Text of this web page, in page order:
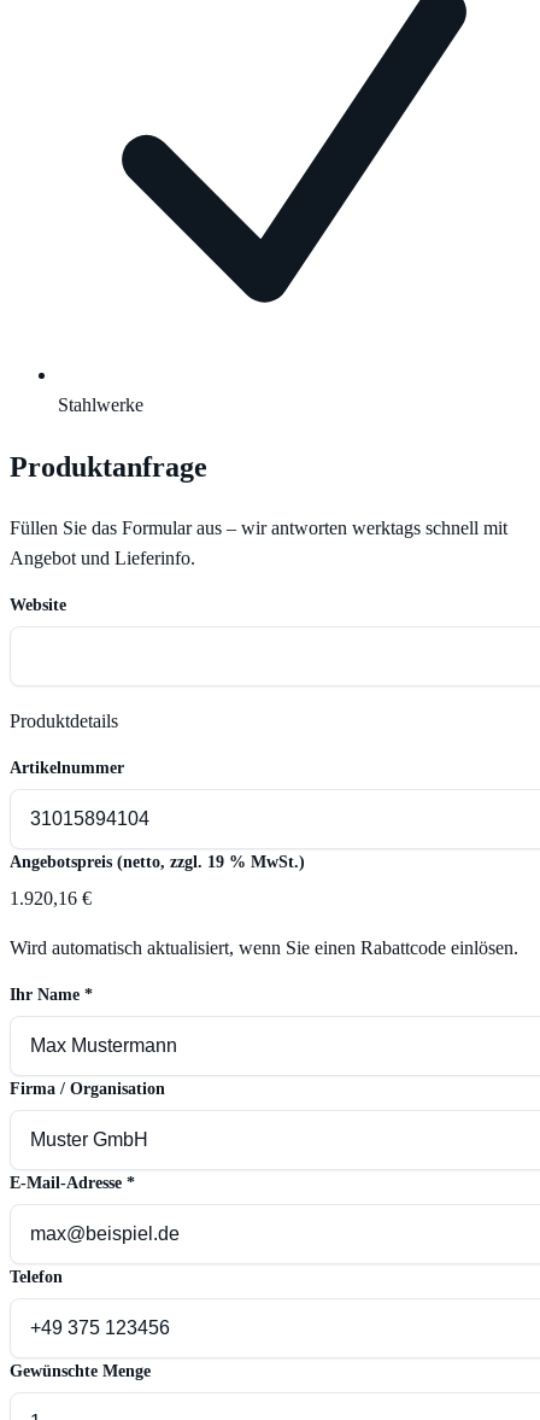
Stahlwerke
Produktanfrage
Füllen Sie das Formular aus – wir antworten werktags schnell mit
Angebot und Lieferinfo.
Website
Produktdetails
Artikelnummer
Angebotspreis (netto, zzgl. 19 % MwSt.)
1.920,16 €
Wird automatisch aktualisiert, wenn Sie einen Rabattcode einlösen.
Ihr Name *
Firma / Organisation
E-Mail-Adresse *
Telefon
Gewünschte Menge